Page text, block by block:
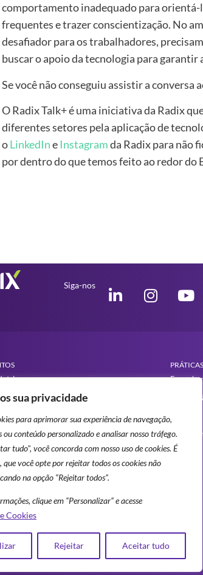
sua privacidade
para aprimorar sua experiência de navegação,
ou conteúdo personalizado e analisar nosso tráfego.
tudo", você concorda com nosso uso de cookies. É
que você opte por rejeitar todos os cookies não
na opção “Rejeitar todos”.
clique em “Personalizar” e acesse
Cookies
Rejeitar Aceitar tudo
comportamento inadequado para orientá-
frequentes e trazer conscientização. No
desafiador para os trabalhadores,
buscar o apoio da tecnologia para garantir
Se você não conseguiu assistir a conversa
O Radix Talk+ é uma iniciativa da Radix
diferentes setores pela aplicação de
oLinkedIne Instagramda Radix para não
por dentro do que temos feito ao redor do
Siga-nos
e Bebidas
e Transportes
Mineração
Óleo e Gás
Saúde
Setor Elétrico
TI & Telecom
Varejo
PRÁTICAS
RADIX
. São Paulo . Belo Horizonte . Houston . Amsterdam